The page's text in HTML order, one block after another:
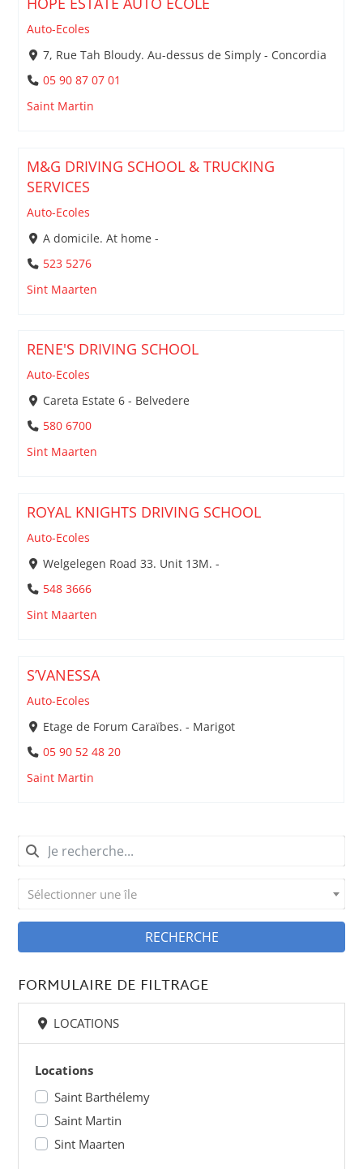
Auto-Ecoles
7, Rue Tah Bloudy. Au-dessus de Simply - Concordia
05 90 87 07 01
Saint Martin
M&G DRIVING SCHOOL & TRUCKING
SERVICES
Auto-Ecoles
A domicile. At home -
523 5276
Sint Maarten
RENE'S DRIVING SCHOOL
Auto-Ecoles
Careta Estate 6 - Belvedere
580 6700
Sint Maarten
ROYAL KNIGHTS DRIVING SCHOOL
Auto-Ecoles
Welgelegen Road 33. Unit 13M. -
548 3666
Sint Maarten
S’VANESSA
Auto-Ecoles
Etage de Forum Caraïbes. - Marigot
05 90 52 48 20
Saint Martin
Sélectionner une île
RECHERCHE
FORMULAIRE DE FILTRAGE
LOCATIONS
Locations
Saint Barthélemy
Saint Martin
Sint Maarten